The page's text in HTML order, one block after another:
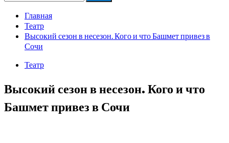
Главная
Театр
Высокий сезон в несезон. Кого и что Башмет привез в
Сочи
Театр
Высокий сезон в несезон. Кого и что
Башмет привез в Сочи